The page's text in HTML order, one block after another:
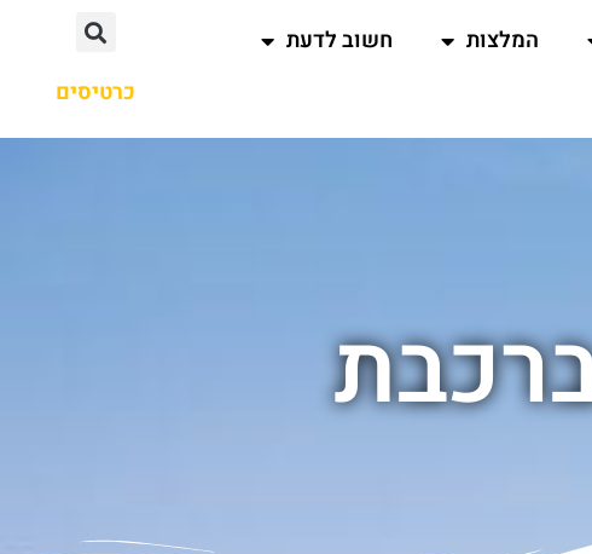
המלצות
חשוב לדעת
כרטיסים